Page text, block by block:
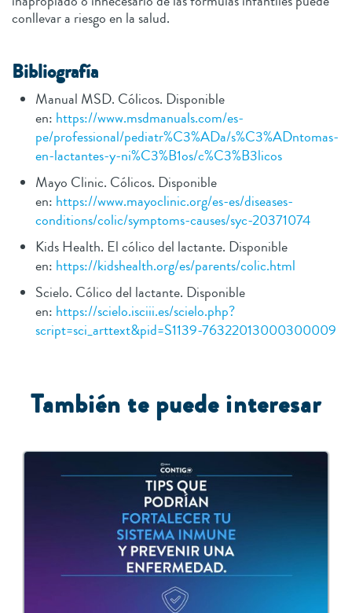
conllevar a riesgo en la salud.
Bibliografía
Manual MSD. Cólicos. Disponible
en: https://www.msdmanuals.com/es-
pe/professional/pediatr%C3%ADa/s%C3%ADntomas-
en-lactantes-y-ni%C3%B1os/c%C3%B3licos
Mayo Clinic. Cólicos. Disponible
en: https://www.mayoclinic.org/es-es/diseases-
conditions/colic/symptoms-causes/syc-20371074
Kids Health. El cólico del lactante. Disponible
en: https://kidshealth.org/es/parents/colic.html
Scielo. Cólico del lactante. Disponible
en: https://scielo.isciii.es/scielo.php?
script=sci_arttext&pid=S1139-76322013000300009
También te puede interesar